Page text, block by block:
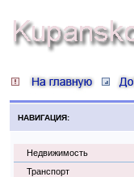
НАВИГАЦИЯ:
Недвижимость
Транспорт